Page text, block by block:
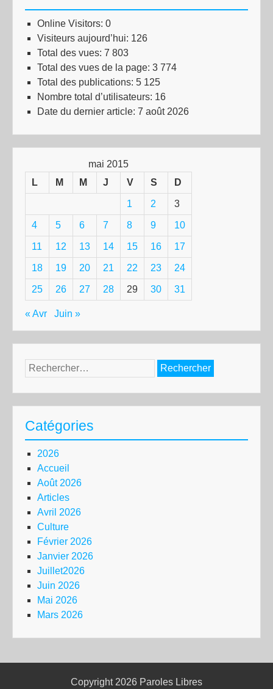
Online Visitors: 0
Visiteurs aujourd’hui: 126
Total des vues: 7 803
Total des vues de la page: 3 774
Total des publications: 5 125
Nombre total d’utilisateurs: 16
Date du dernier article: 7 août 2026
mai 2015
L
M M J V S D
1 2 3
4 5 6 7 8 9 10
11 12 13 14 15 16 17
18 19 20 21 22 23 24
25 26 27 28 29 30 31
« Avr Juin »
Rechercher :
Catégories
2026
Accueil
Août 2026
Articles
Avril 2026
Culture
Février 2026
Janvier 2026
Juillet2026
Juin 2026
Mai 2026
Mars 2026
Copyright 2026 Paroles Libres